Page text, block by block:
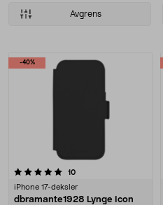
Avgrens
Produkter
-40%
10anmeldelser
iPhone 17-deksler
dbramante1928 Lynge Icon
4.5 av 5 stjerner